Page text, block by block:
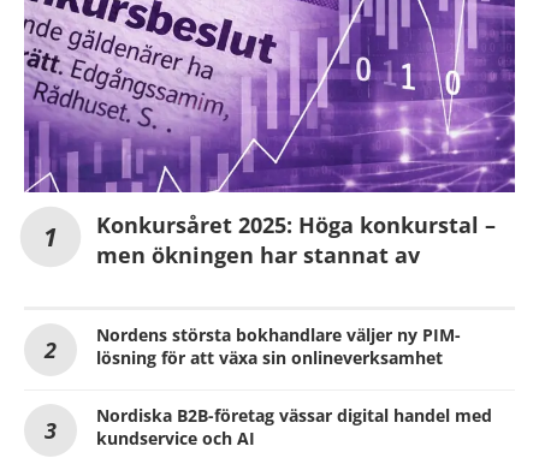
Konkursåret 2025: Höga konkurstal –
men ökningen har stannat av
Nordens största bokhandlare väljer ny PIM-
lösning för att växa sin onlineverksamhet
Nordiska B2B-företag vässar digital handel med
kundservice och AI